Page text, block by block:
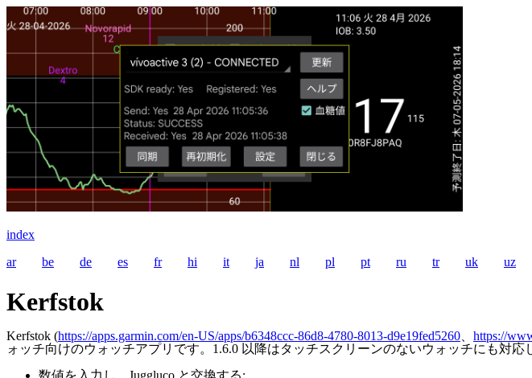
index
ar
be de es fr hi it ja nl pl pt ru tr uk uz
Kerfstok
Kerfstok (https://apps.garmin.com/en-US/apps/b6348ccc-86d8-4780-8013-d9e19fed5260 https://
ォッチ向けのウォッチアプリです。1.6.0 以降はタッチスクリーンのないウォッチにも対
数値を入力し、Juggluco と交換する;